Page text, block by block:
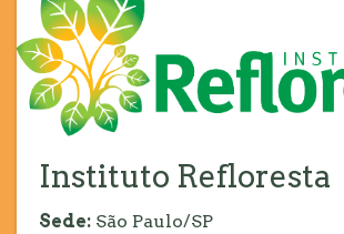
Instituto Refloresta
Sede: São Paulo/SP